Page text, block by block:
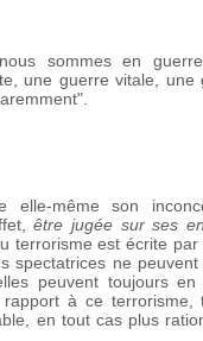
sommes en
une guerre vitale, une
elle-même son
être jugée sur ses
terrorisme est écrite par
spectatrices ne peuvent
peuvent toujours en
à ce terrorisme,
en tout cas plus